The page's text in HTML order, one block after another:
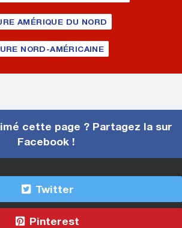
AMÉRIQUE DU NORD
NORD-AMÉRICAINE
cette page ? Partagez la sur
Facebook !
Twitter
Pinterest